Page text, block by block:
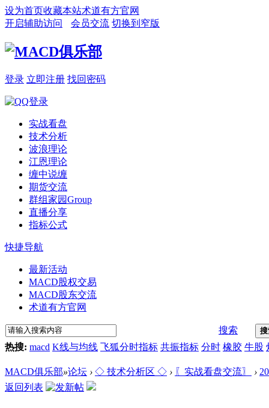
设为首页收藏本站术道有方官网
开启辅助访问
会员交流 切换到窄版
登录 立即注册 找回密码
实战看盘
技术分析
波浪理论
江恩理论
缠中说缠
期货交流
群组家园Group
直播分享
指标公式
快捷导航
最新活动
MACD股权交易
MACD股东交流
术道有方官网
搜索
热搜: macd K线与均线 飞狐分时指标 共振指标 分时 橡胶 牛股
MACD俱乐部»论坛 › ◇ 技术分析区 ◇ › 〖实战看盘交流〗 ›
返回列表